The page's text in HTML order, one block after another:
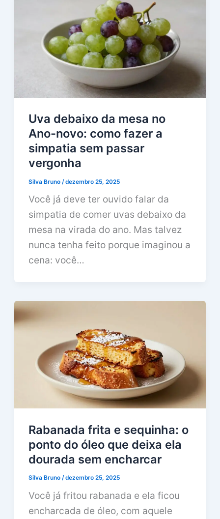
Uva debaixo da mesa no
Ano-novo: como fazer a
simpatia sem passar
vergonha
Silva Bruno /dezembro 25, 2025
Você já deve ter ouvido falar da
simpatia de comer uvas debaixo da
mesa na virada do ano. Mas talvez
nunca tenha feito porque imaginou a
cena: você…
Rabanada frita e sequinha: o
ponto do óleo que deixa ela
dourada sem encharcar
Silva Bruno/dezembro 25, 2025
Você já fritou rabanada e ela ficou
encharcada de óleo, com aquele